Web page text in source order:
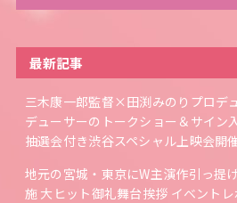
最新記事
三木康一郎監督×田渕みのりプロデ
デューサーのトークショー＆サイン
抽選会付き渋谷スペシャル上映会開
地元の宮城・東京にW主演作引っ提
施 大ヒット御礼舞台挨拶 イベントレ